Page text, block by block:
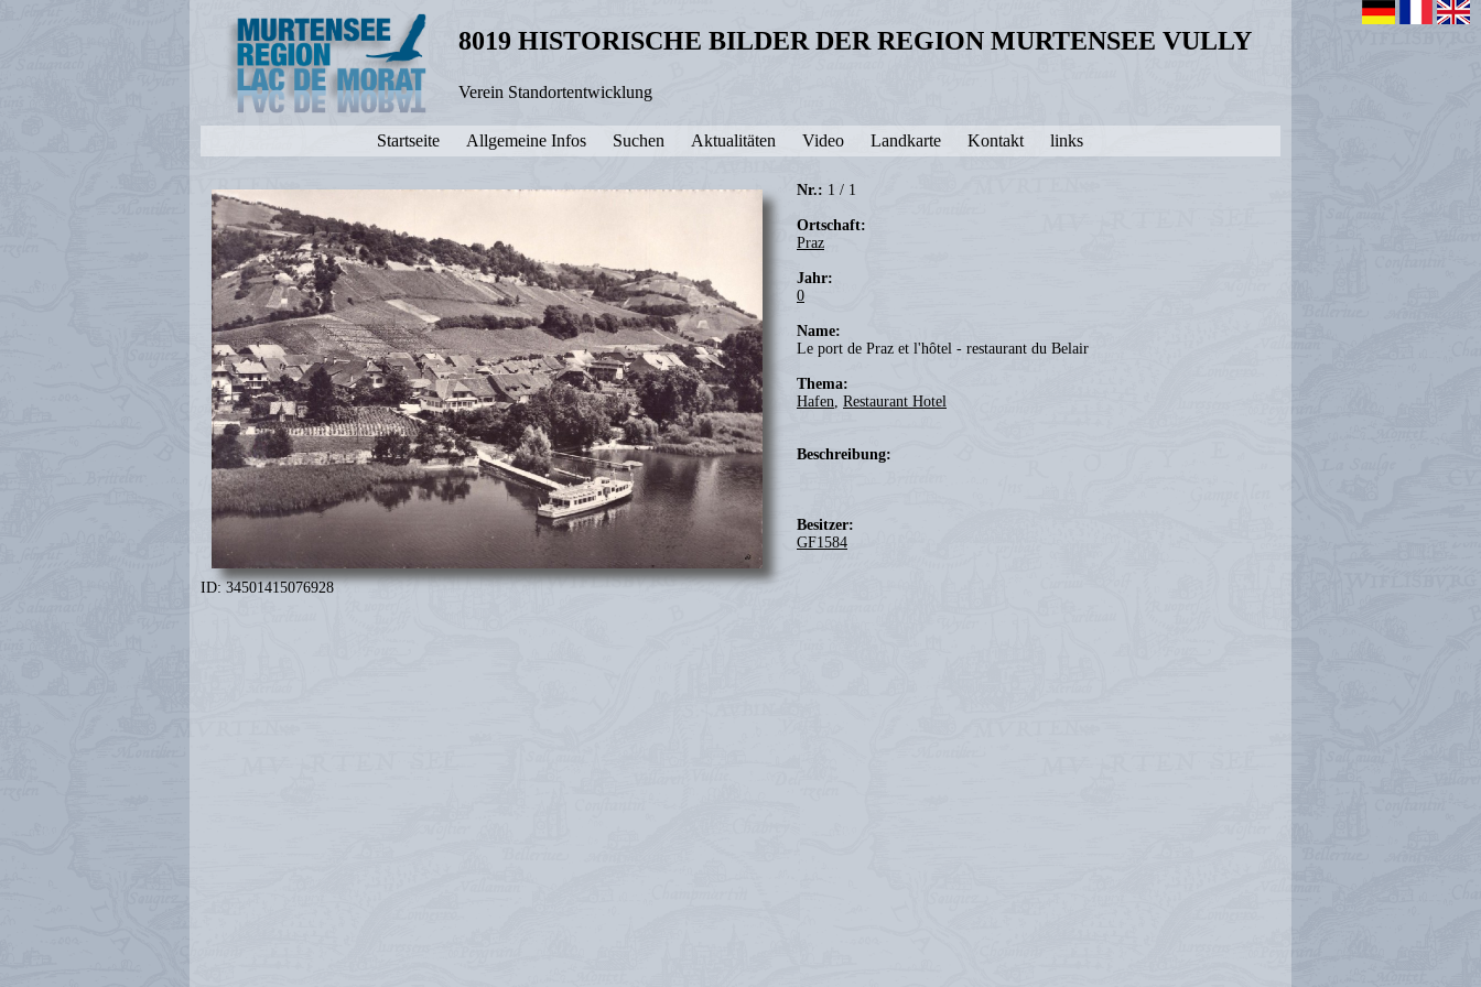
8019 HISTORISCHE BILDER DER REGION MURTENSEE VULLY
Verein Standortentwicklung
Startseite Allgemeine Infos Suchen Aktualitäten Video Landkarte Kontakt links
Nr.: 1 / 1
Ortschaft:
Praz
Jahr:
0
Name:
Le port de Praz et l'hôtel - restaurant du Belair
Thema:
Hafen, Restaurant Hotel
Beschreibung:
Besitzer:
GF1584
ID: 34501415076928